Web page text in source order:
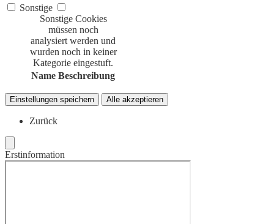
Sonstige
Sonstige Cookies
müssen noch
analysiert werden und
wurden noch in keiner
Kategorie eingestuft.
Name Beschreibung
Einstellungen speichern Alle akzeptieren
Zurück
Erstinformation